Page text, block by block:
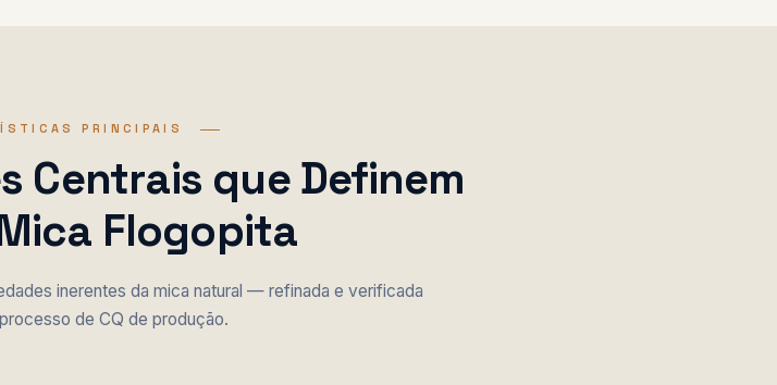
PRINCIPAIS
Centrais que Definem
Flogopita
inerentes da mica natural — refinada e verificada
de CQ de produção.